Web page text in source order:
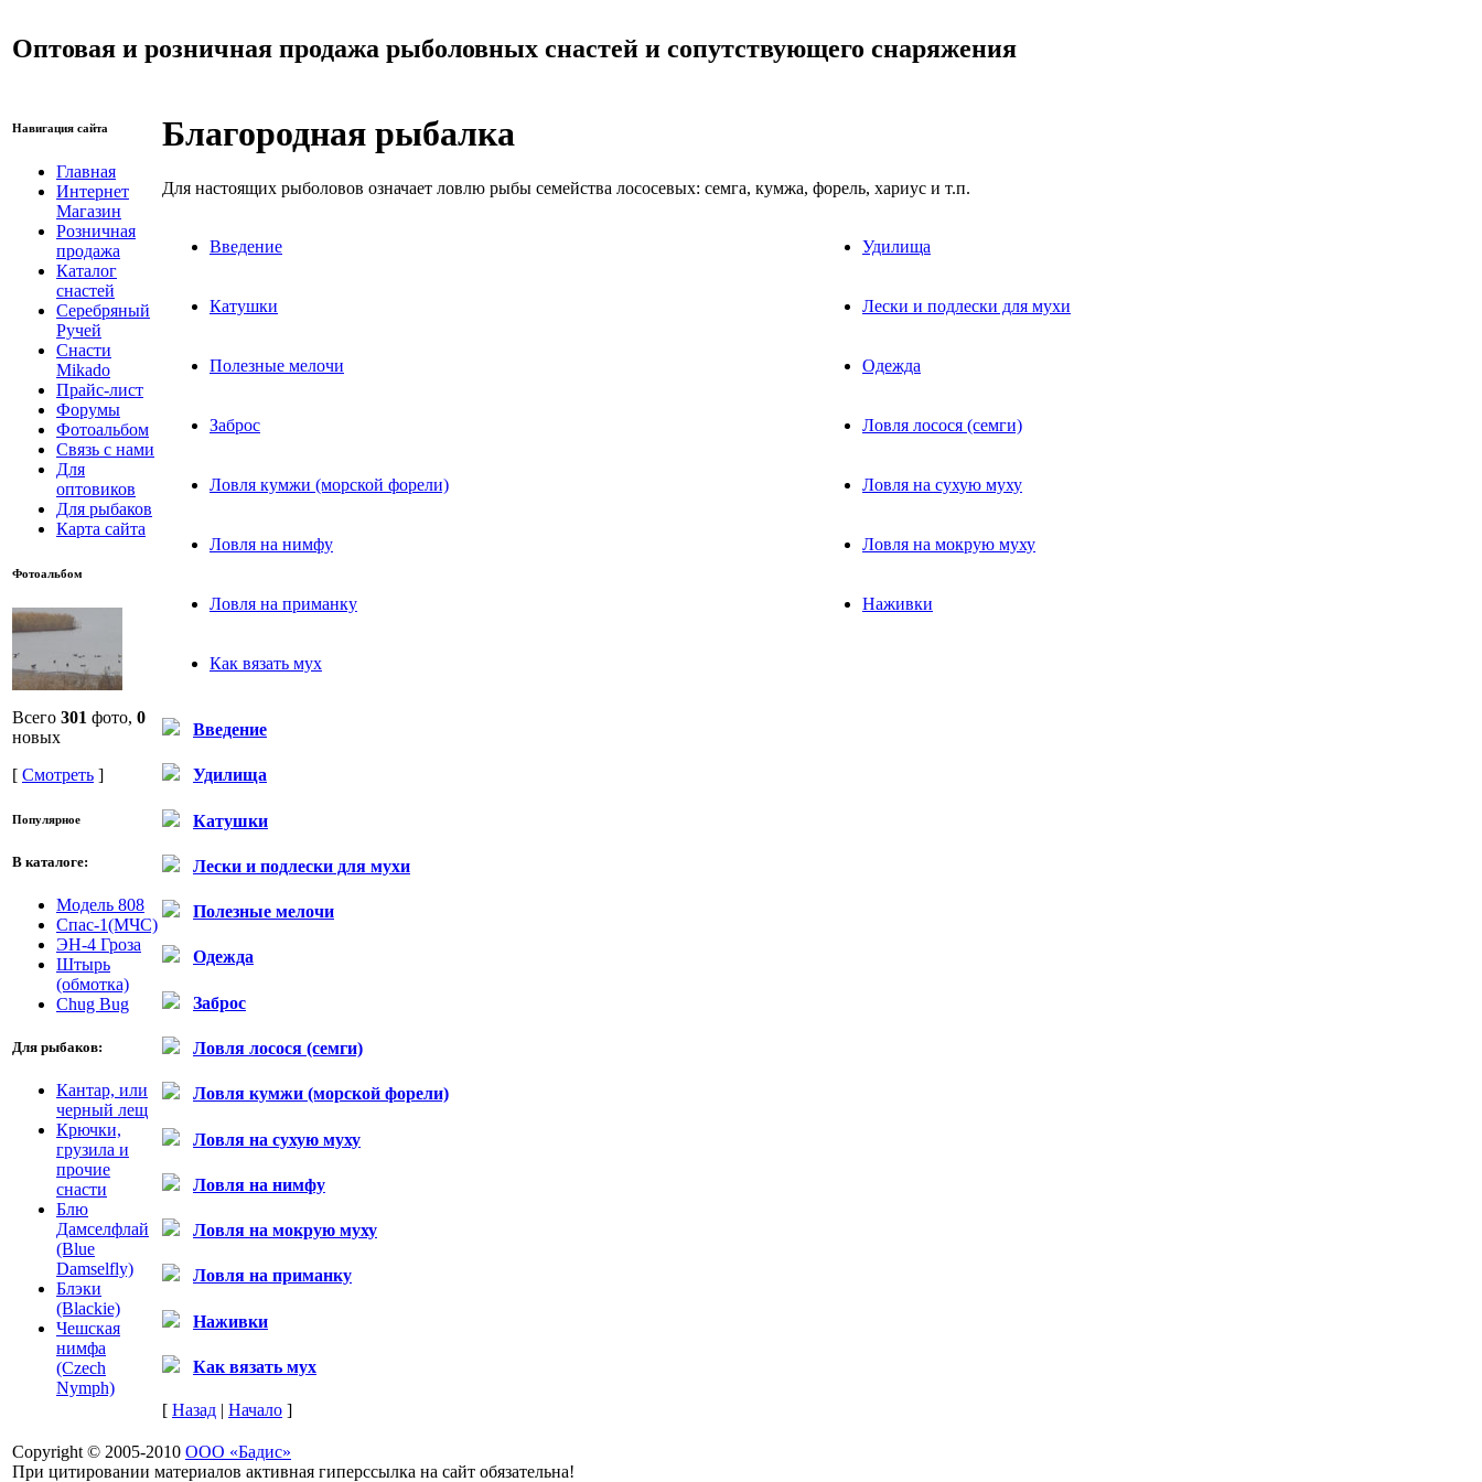
Оптовая и розничная продажа рыболовных снастей и сопутствующего снаряжения
Навигация сайта
Главная
Интернет
Магазин
Розничная
продажа
Каталог
снастей
Серебряный
Ручей
Снасти
Mikado
Прайс-лист
Форумы
Фотоальбом
Связь с нами
Для
оптовиков
Для рыбаков
Карта сайта
Фотоальбом
Всего 301 фото, 0
новых
[ Смотреть ]
Популярное
В каталоге:
Модель 808
Спас-1(МЧС)
ЭН-4 Гроза
Штырь
(обмотка)
Chug Bug
Для рыбаков:
Кантар, или
черный лещ
Крючки,
грузила и
прочие
снасти
Блю
Дамселфлай
(Blue
Damselfly)
Блэки
(Blackie)
Чешская
нимфа
(Czech
Nymph)
Благородная рыбалка
Для настоящих рыболовов означает ловлю рыбы семейства лососевых: семга, кумжа, форель, хариус и т.п.
Введение Удилища
Катушки Лески и подлески для мухи
Полезные мелочи Одежда
Заброс Ловля лосося (семги)
Ловля кумжи (морской форели) Ловля на сухую муху
Ловля на нимфу Ловля на мокрую муху
Ловля на приманку Наживки
Как вязать мух
Введение
Удилища
Катушки
Лески и подлески для мухи
Полезные мелочи
Одежда
Заброс
Ловля лосося (семги)
Ловля кумжи (морской форели)
Ловля на сухую муху
Ловля на нимфу
Ловля на мокрую муху
Ловля на приманку
Наживки
Как вязать мух
[ Назад | Начало ]
Copyright © 2005-2010 ООО «Бадис»
При цитировании материалов активная гиперссылка на сайт обязательна!